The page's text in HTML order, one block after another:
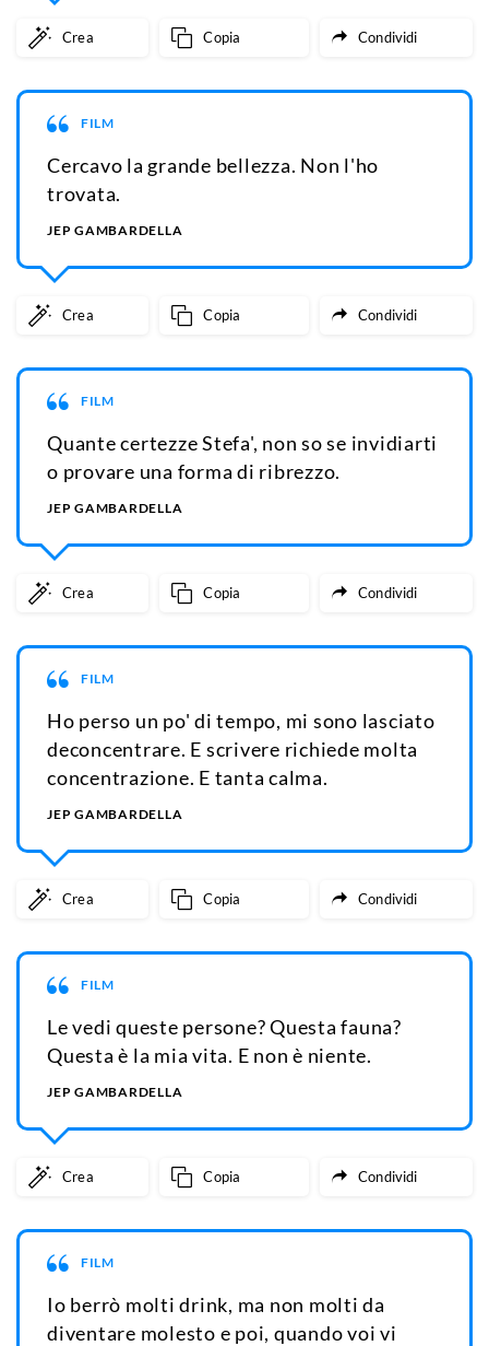
Crea Copia Condividi
FILM
Cercavo la grande bellezza. Non l'ho
trovata.
JEP GAMBARDELLA
Crea Copia Condividi
FILM
Quante certezze Stefa', non so se invidiarti
o provare una forma di ribrezzo.
JEP GAMBARDELLA
Crea Copia Condividi
FILM
Ho perso un po' di tempo, mi sono lasciato
deconcentrare. E scrivere richiede molta
concentrazione. E tanta calma.
JEP GAMBARDELLA
Crea Copia Condividi
FILM
Le vedi queste persone? Questa fauna?
Questa è la mia vita. E non è niente.
JEP GAMBARDELLA
Crea Copia Condividi
FILM
Io berrò molti drink, ma non molti da
diventare molesto e poi, quando voi vi